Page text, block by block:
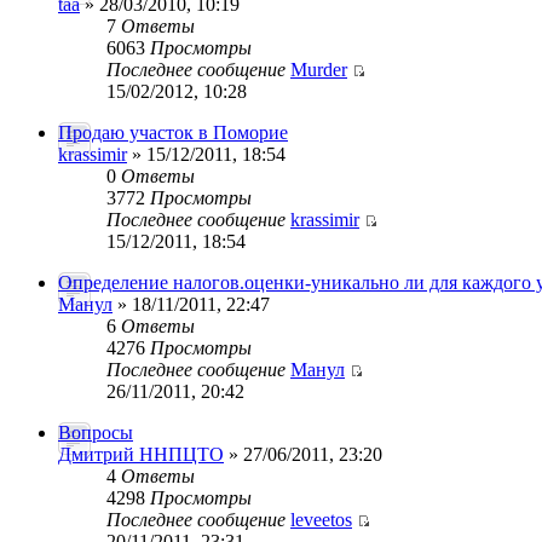
taa» 28/03/2010, 10:19
7 Ответы
6063 Просмотры
Последнее сообщение Murder
15/02/2012, 10:28
Продаю участок в Поморие
krassimir» 15/12/2011, 18:54
0 Ответы
3772 Просмотры
Последнее сообщение krassimir
15/12/2011, 18:54
Определение налогов.оценки-уникально ли для каждого
Манул » 18/11/2011, 22:47
6 Ответы
4276 Просмотры
Последнее сообщение Манул
26/11/2011, 20:42
Вопросы
Дмитрий ННПЦТО » 27/06/2011, 23:20
4 Ответы
4298 Просмотры
Последнее сообщение leveetos